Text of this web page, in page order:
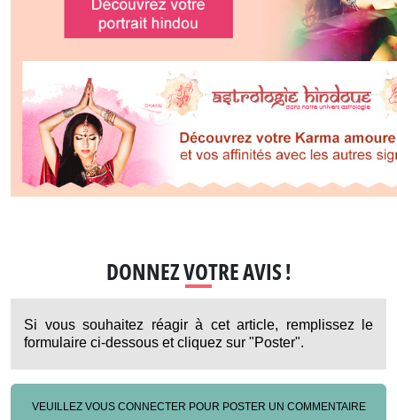
DONNEZ VOTRE AVIS !
Si vous souhaitez réagir à cet article, remplissez le
formulaire ci-dessous et cliquez sur "Poster".
VEUILLEZ VOUS CONNECTER POUR POSTER UN COMMENTAIRE